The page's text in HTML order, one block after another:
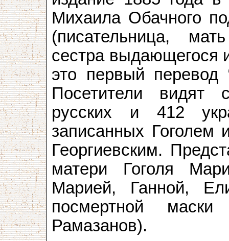
Михаила Обачного
(писательница,
сестра выдающегося
это первый перевод
Посетители видят
русских и 412
записанных Гоголем
Георгиевским.
матери Гоголя
Марией, Ганной,
посмертной
Рамазанов).